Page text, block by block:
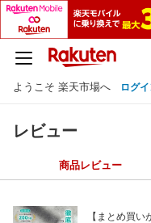
ようこそ 楽天市場へ ログ
レビュー
商品レビュー
【まとめ買